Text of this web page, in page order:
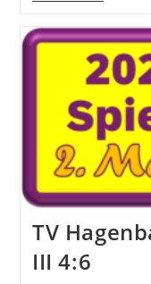
Niederlage
TV
III 4:6